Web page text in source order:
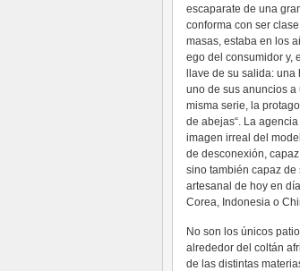
escaparate de una
conforma con ser
masas, estaba en los
ego del consumidor y,
llave de su salida:
uno de sus anuncios
misma serie, la
de abejas“. La
imagen irreal del
de desconexión,
sino también capaz
artesanal de hoy en
Corea, Indonesia o
No son los únicos
alrededor del coltán
de las distintas